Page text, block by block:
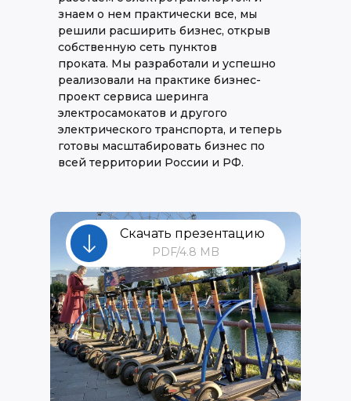
знаем о нем практически все, мы
решили расширить бизнес, открыв
собственную сеть пунктов
проката. Мы разработали и успешно
реализовали на практике бизнес-
проект сервиса шеринга
электросамокатов и другого
электрического транспорта, и теперь
готовы масштабировать бизнес по
всей территории России и РФ.
Скачать презентацию
PDF/4.8 MB